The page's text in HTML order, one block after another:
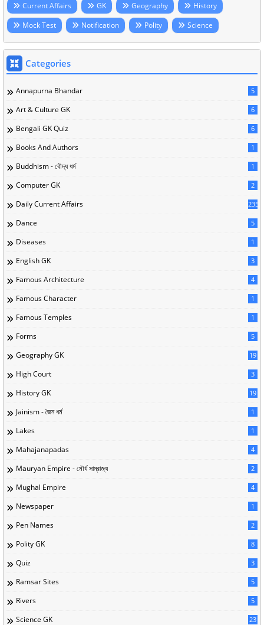
Current Affairs GK Geography
History
Mock Test
Notification Polity Science
Categories
Annapurna Bhandar 5
Art & Culture GK 6
Bengali GK Quiz 6
Books And Authors 1
Buddhism - বৌদ্ধ ধর্ম 1
Computer GK 2
Daily Current Affairs 235
Dance 5
Diseases 1
English GK 3
Famous Architecture 4
Famous Character 1
Famous Temples 1
Forms 5
Geography GK 19
High Court 3
History GK 19
Jainism - জৈন ধর্ম 1
Lakes 1
Mahajanapadas 4
Mauryan Empire - মৌর্য সাম্রাজ্য 2
Mughal Empire 4
Newspaper 1
Pen Names 2
Polity GK 8
Quiz 3
Ramsar Sites 5
Rivers 5
Science GK 23